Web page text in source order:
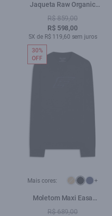
Jaqueta Raw Organic
Oversized Cropped
Lemon
R$ 859,00
R$ 598,00
5X de R$ 119,60 sem juros
Mais cores: +
Moletom Maxi Easa
Careca Preto
R$ 689,00
30%
OFF